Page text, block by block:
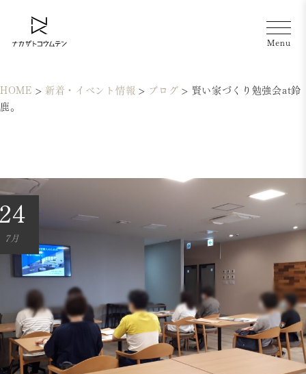
HOME > 新着・イベント情報 > ブログ > 賢い家づくり勉強会at鈴
鹿。
7月